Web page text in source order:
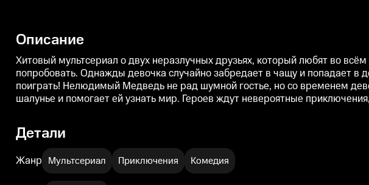
Описание
Хитовый мультсериал о двух неразлучных друзьях, который любят во
попробовать. Однажды девочка случайно забредает в чащу и попадает в
поиграть! Нелюдимый Медведь не рад шумной гостье, но со временем
шалунье и помогает ей узнать мир. Героев ждут невероятные
Детали
Жанр Мультсериал Приключения Комедия